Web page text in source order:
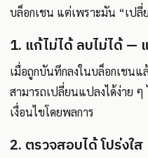
บล็อกเชน แต่เพราะมัน “เปลี่
1. แก้ไม่ได้ ลบไม่ได้ —
เมื่อถูกบันทึกลงในบล็อกเชนแ
สามารถเปลี่ยนแปลงได้ง่าย
เงื่อนไขโดยพลการ
2. ตรวจสอบได้ โปร่งใส